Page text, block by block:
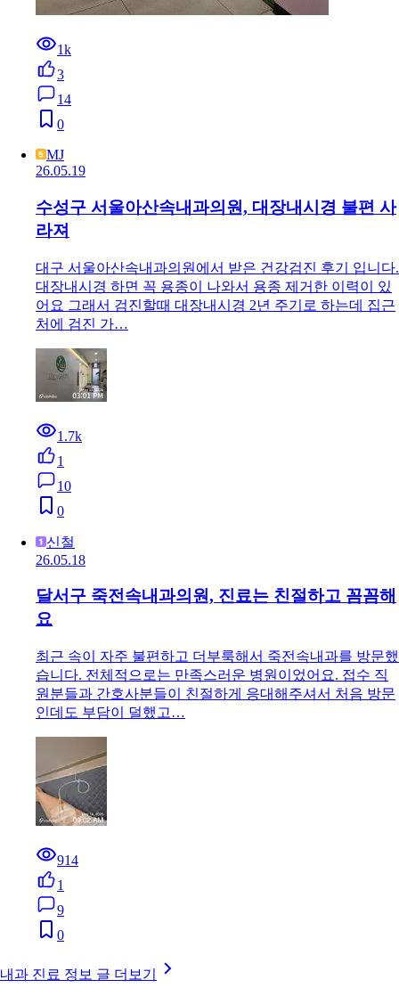
1k
3
14
0
MJ
26.05.19
수성구 서울아산속내과의원, 대장내시경 불편 사
라져
대구 서울아산속내과의원에서 받은 건강검진 후기 입니다.
대장내시경 하면 꼭 용종이 나와서 용종 제거한 이력이 있
어요 그래서 검진할때 대장내시경 2년 주기로 하는데 집근
처에 검진 가…
1.7k
1
10
0
신철
26.05.18
달서구 죽전속내과의원, 진료는 친절하고 꼼꼼해
요
최근 속이 자주 불편하고 더부룩해서 죽전속내과를 방문했
습니다. 전체적으로는 만족스러운 병원이었어요. 접수 직
원분들과 간호사분들이 친절하게 응대해주셔서 처음 방문
인데도 부담이 덜했고…
914
1
9
0
내과 진료 정보 글 더보기